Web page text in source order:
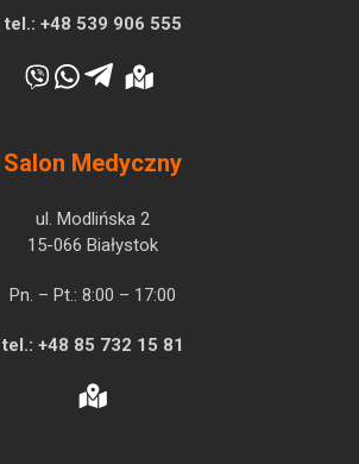
tel.: +48 539 906 555
Salon Medyczny
ul. Modlińska 2
15-066 Białystok
Pn. – Pt.: 8:00 – 17:00
tel.: +48 85 732 15 81